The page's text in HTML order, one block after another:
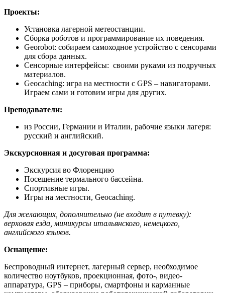
Проекты:
Установка лагерной метеостанции.
Сборка роботов и программирование их поведения.
Georobot: собираем самоходное устройство с сенсорами
для сбора данных.
Сенсорные интерфейсы: своими руками из подручных
материалов.
Geocaching: игра на местности с GPS – навигаторами.
Играем сами и готовим игры для других.
Преподаватели:
из России, Германии и Италии, рабочие языки лагеря:
русский и английский.
Экскурсионная и досуговая программа:
Экскурсия во Флоренцию
Посещение термального бассейна.
Спортивные игры.
Игры на местности, Geocaching.
Для желающих, дополнительно (не входит в путевку):
верховая езда, миникурсы итальянского, немецкого,
английского языков.
Оснащение:
Беспроводный интернет, лагерный сервер, необходимое
количество ноутбуков, проекционная, фото-, видео-
аппаратура, GPS – приборы, смартфоны и карманные